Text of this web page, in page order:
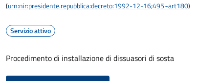
(urn:nir:presidente.repubblica:decreto:1992-12-16;495~art180)
Servizio attivo
Procedimento di installazione di dissuasori di sosta